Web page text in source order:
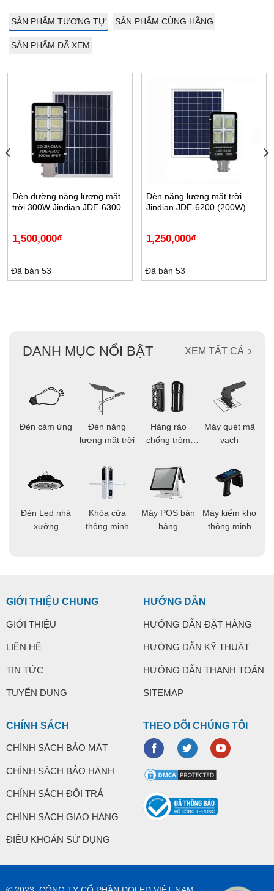
SẢN PHẨM TƯƠNG TỰ SẢN PHẨM CÙNG HÃNG
SẢN PHẨM ĐÃ XEM
Đèn đường năng lượng mặt
trời 300W Jindian JDE-6300
1,500,000₫
Đã bán 53
Đèn năng lượng mặt trời
Jindian JDE-6200 (200W)
1,250,000₫
Đã bán 53
DANH MỤC NỔI BẬT XEM TẤT CẢ
Đèn cảm ứng
Đèn Led nhà
xưởng
Đèn năng
lượng mặt trời
Khóa cửa
thông minh
Hàng rào
chống trộm
Máy POS bán
hàng
Máy quét mã
vạch
Máy kiểm kho
thông minh
GIỚI THIỆU CHUNG
GIỚI THIỆU
LIÊN HỆ
TIN TỨC
TUYỂN DỤNG
HƯỚNG DẪN
HƯỚNG DẪN ĐẶT HÀNG
HƯỚNG DẪN KỸ THUẬT
HƯỚNG DẪN THANH TOÁN
SITEMAP
CHÍNH SÁCH
CHÍNH SÁCH BẢO MẬT
CHÍNH SÁCH BẢO HÀNH
CHÍNH SÁCH ĐỔI TRẢ
CHÍNH SÁCH GIAO HÀNG
ĐIỀU KHOẢN SỬ DỤNG
THEO DÕI CHÚNG TÔI